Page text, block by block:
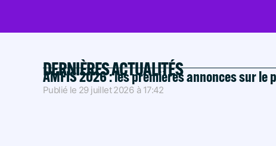
DERNIÈRES ACTUALITÉS
AMFIS 2026 : les premières annonces sur
Publié le 29 juillet 2026 à 17:42